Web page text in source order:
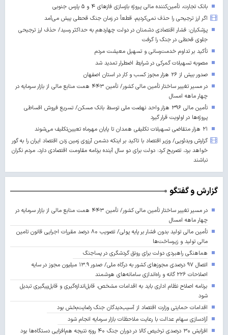
بانک تجارت، تأمین‌کننده مالی پروژه بازسازی فازهای ۴ و ۵ پارس جنوبی
اگر ارز ترجیحی را حذف نمی‌کردیم، قطعاً در زمان جنگ قحطی پیش می‌آمد
پزشکیان: فشار اقتصادی دشمنان در دولت چهاردهم به حداکثر رسید/ حذف ارز ترجیحی
جلوی قحطی در جنگ را گرفت
تأکید بر تداوم خدمت‌رسانی و تسهیل معیشت مردم
مصوبه تسهیلات گمرکی در شرایط اضطرار تمدید شد
صدور بیش از ۲۶ هزار مجوز کسب‌ و کار در استان اصفهان
در مسیر تغییر ساختار تأمین مالی کشور/ تأمین ۴۴۳ همت منابع مالی از بازار سرمایه در
چهار ماهه امسال
تأمین مالی ۳۹۶ هزار واحد نهضت ملی توسط بانک مسکن/ تسریع فروش اقساطی
پروژه‌ها در اولویت قرار گیرد
۲۱ هزار متقاضی تسهیلات تکلیفی همدان تا پایان مهرماه تعیین‌تکلیف می‌شوند
گزارش ویدئویی/ وزیر اقتصاد با تاکید بر اینکه دشمن آرزوی زمین زدن اقتصاد ایران را به گور
خواهد برد، تصریح کرد: دولت برای دو سال آینده برنامه مقاومت اقتصادی دارد، مردم نگران
نباشند
گزارش و گفتگو
در مسیر تغییر ساختار تأمین مالی کشور/ تأمین ۴۴۳ همت منابع مالی از بازار سرمایه در
چهار ماهه امسال
تأمین مالی تولید بدون فشار بر پایه پولی/ تصویب ۸۰ درصد مقررات اجرایی قانون تامین
مالی تولید و زیرساخت‌ها
هماهنگی راهبردی دولت برای رونق گردشگری در پساجنگ
اتصال ۹۷ درصدی مجوزهای کشور به درگاه ملی/ صدور ۱۳.۹ میلیون مجوز در سایه
اصلاحات ۲۲۶ گانه و راه‌اندازی سامانه‌های هوشمند
برنامه اصلاح نظام اداری باید به اقدامات مشخص، قابل‌اندازه‌گیری و قابل‌پیگیری تبدیل
شود
اقدامات حمایتی وزارت اقتصاد از آسیب‌دیدگان جنگ رضایت‌بخش بود
آزادسازی سهام عدالت با رعایت ملاحظات بازار سرمایه انجام شود
افزایش ۳۰ درصدی ترخیص کالا در دوران جنگ ۴۰ روزه نتیجه هم‌افزایی دستگاه‌ها بود